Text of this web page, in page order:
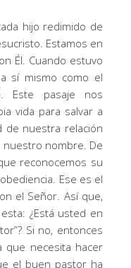
hijo redimido de
Estamos en
Él. Cuando estuvo
sí mismo como el
Este pasaje nos
vida para salvar a
de nuestra relación
nuestro nombre. De
reconocemos su
Ese es el
el Señor. Así que,
¿Está usted en
Si no, entonces
que necesita hacer
el buen pastor ha